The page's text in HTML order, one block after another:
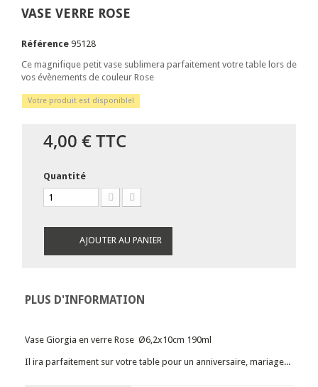
VASE VERRE ROSE
Référence 95128
Ce magnifique petit vase sublimera parfaitement votre table lors de
vos évènements de couleur Rose
Votre produit est disponible!
4,00 €TTC
Quantité
AJOUTER AU PANIER
PLUS D'INFORMATION
Vase Giorgia en verre Rose Ø6,2x10cm 190ml
Il ira parfaitement sur votre table pour un anniversaire, mariage...